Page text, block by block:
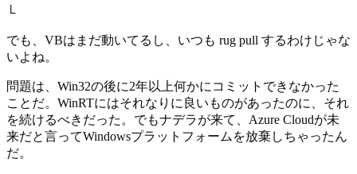
└
でも、VBはまだ動いてるし、いつも rug pull するわけじゃな
いよね。
問題は、Win32の後に2年以上何かにコミットできなかった
ことだ。WinRTにはそれなりに良いものがあったのに、それ
を続けるべきだった。でもナデラが来て、Azure Cloudが未
来だと言ってWindowsプラットフォームを放棄しちゃったん
だ。